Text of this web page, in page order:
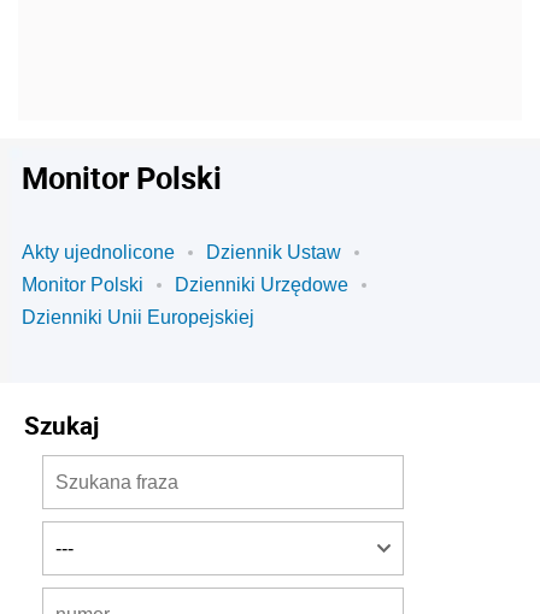
Monitor Polski
Akty ujednolicone
Dziennik Ustaw
Monitor Polski
Dzienniki Urzędowe
Dzienniki Unii Europejskiej
Szukaj